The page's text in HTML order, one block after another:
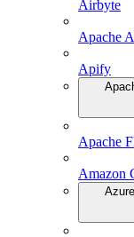
Airbyte
Apache
Apify
Apache
Amazon